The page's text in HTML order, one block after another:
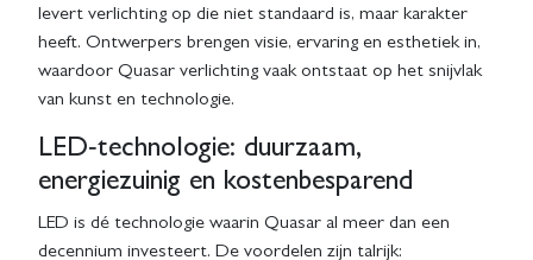
levert verlichting op die niet standaard is, maar karakter
heeft. Ontwerpers brengen visie, ervaring en esthetiek in,
waardoor Quasar verlichting vaak ontstaat op het snijvlak
van kunst en technologie.
LED‑technologie: duurzaam,
energiezuinig en kostenbesparend
LED is dé technologie waarin Quasar al meer dan een
decennium investeert. De voordelen zijn talrijk: